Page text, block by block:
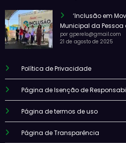
‘Inclusão em
Municipal da
por gperelo@gmail.com
21 de agosto de 2025
Política de Privacidade
Página de Isenção de
Página de termos de uso
Página de Transparência